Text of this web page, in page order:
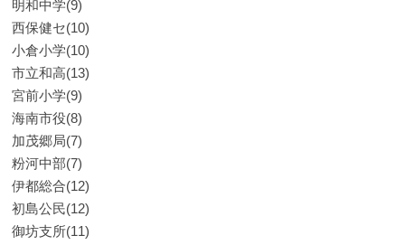
明和中学(9)
西保健セ(10)
小倉小学(10)
市立和高(13)
宮前小学(9)
海南市役(8)
加茂郷局(7)
粉河中部(7)
伊都総合(12)
初島公民(12)
御坊支所(11)